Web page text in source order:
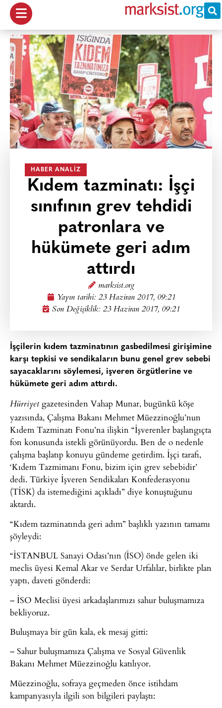
HABER ANALIZ
Kıdem tazminatı: İşçi
sınıfının grev tehdidi
patronlara ve
hükümete geri adım
attırdı
marksist.org
Yayın tarihi: 23 Haziran 2017, 09:21
Son Değişiklik: 23 Haziran 2017, 09:21
İşçilerin kıdem tazminatının gasbedilmesi girişimine
karşı tepkisi ve sendikaların bunu genel grev sebebi
sayacaklarını söylemesi, işveren örgütlerine ve
hükümete geri adım attırdı.
Hürriyet gazetesinden Vahap Munar, bugünkü köşe
yazısında, Çalışma Bakanı Mehmet Müezzinoğlu’nun
Kıdem Tazminatı Fonu’na ilişkin “İşverenler başlangıçta
fon konusunda istekli görünüyordu. Ben de o nedenle
çalışma başlatıp konuyu gündeme getirdim. İşçi tarafı,
‘Kıdem Tazmimanı Fonu, bizim için grev sebebidir’
dedi. Türkiye İşveren Sendikaları Konfederasyonu
(TİSK) da istemediğini açıkladı” diye konuştuğunu
aktardı.
“Kıdem tazminatında geri adım” başlıklı yazının tamamı
şöyleydi:
“İSTANBUL Sanayi Odası’nın (İSO) önde gelen iki
meclis üyesi Kemal Akar ve Serdar Urfalılar, birlikte plan
yaptı, daveti gönderdi:
– İSO Meclisi üyesi arkadaşlarımızı sahur buluşmamıza
bekliyoruz.
Buluşmaya bir gün kala, ek mesaj gitti:
– Sahur buluşmamıza Çalışma ve Sosyal Güvenlik
Bakanı Mehmet Müezzinoğlu katılıyor.
Müezzinoğlu, sofraya geçmeden önce istihdam
kampanyasıyla ilgili son bilgileri paylaştı: